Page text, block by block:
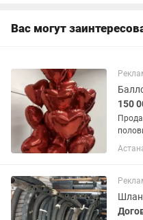
Вас могут
150